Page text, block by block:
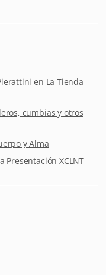
en La Tienda
cumbias y otros
y Alma
Presentación XCLNT